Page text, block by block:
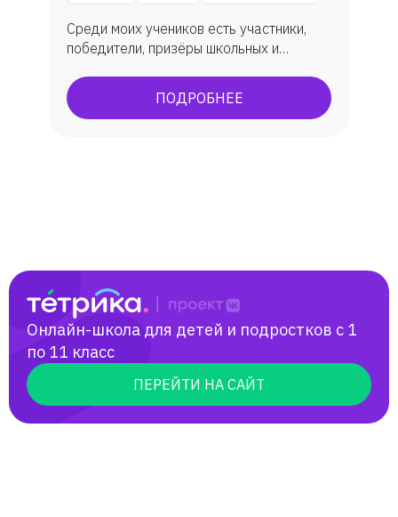
Среди моих учеников есть участники,
победители, призёры школьных и
биологии. Многие ребята пишут научно-
исследовательские работы, участвуют в
ПОДРОБНЕЕ
Онлайн-школа для детей и подростков с 1
по 11 класс
ПЕРЕЙТИ НА САЙТ